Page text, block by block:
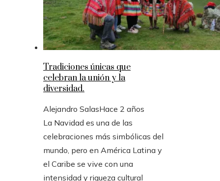
Tradiciones únicas que
celebran la unión y la
diversidad.
Alejandro SalasHace 2 años
La Navidad es una de las
celebraciones más simbólicas del
mundo, pero en América Latina y
el Caribe se vive con una
intensidad y riqueza cultural